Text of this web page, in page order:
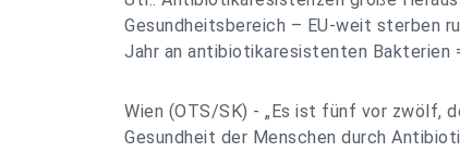
Gesundheitsbereich – EU-weit sterben
Jahr an antibiotikaresistenten Bakterien
Wien (OTS/SK) - „Es ist fünf vor zwölf,
Gesundheit der Menschen durch